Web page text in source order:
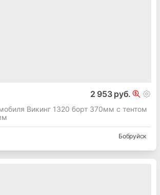
2 953 руб.
Викинг 1320 борт 370мм с тентом
Бобруйск